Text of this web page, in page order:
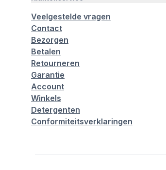
Veelgestelde vragen
Contact
Bezorgen
Betalen
Retourneren
Garantie
Account
Winkels
Detergenten
Conformiteitsverklaringen